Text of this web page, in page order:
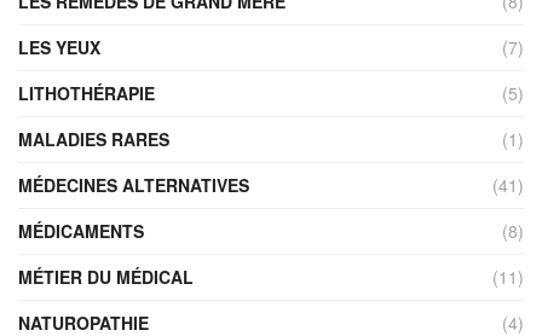
LES YEUX
(7)
LITHOTHÉRAPIE
(5)
MALADIES RARES
(1)
MÉDECINES ALTERNATIVES
(41)
MÉDICAMENTS
(8)
MÉTIER DU MÉDICAL
(11)
NATUROPATHIE
(4)